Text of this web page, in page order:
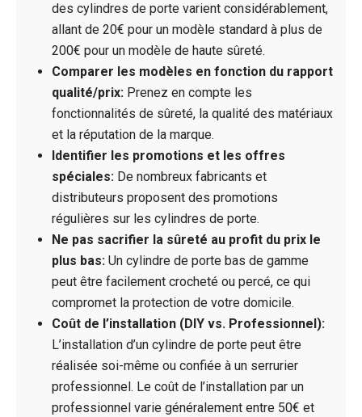
des cylindres de porte varient considérablement,
allant de 20€ pour un modèle standard à plus de
200€ pour un modèle de haute sûreté.
Comparer les modèles en fonction du rapport
qualité/prix: Prenez en compte les
fonctionnalités de sûreté, la qualité des matériaux
et la réputation de la marque.
Identifier les promotions et les offres
spéciales: De nombreux fabricants et
distributeurs proposent des promotions
régulières sur les cylindres de porte.
Ne pas sacrifier la sûreté au profit du prix le
plus bas: Un cylindre de porte bas de gamme
peut être facilement crocheté ou percé, ce qui
compromet la protection de votre domicile.
Coût de l’installation (DIY vs. Professionnel):
L’installation d’un cylindre de porte peut être
réalisée soi-même ou confiée à un serrurier
professionnel. Le coût de l’installation par un
professionnel varie généralement entre 50€ et